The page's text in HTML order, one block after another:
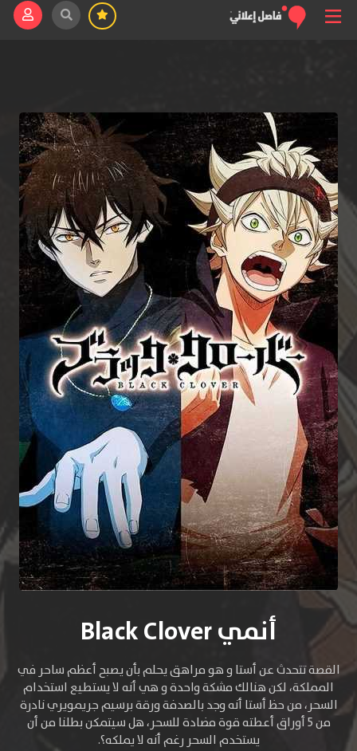
أنمي Black Clover
القصة تتحدث عن أستا و هو مراهق يحلم بأن يصبح أعظم ساحر في
المملكة، لكن هنالك مشكة واحدة و هي أنه لا يستطيع استخدام
السحر، من حظ أستا أنه وجد بالصدفة ورقة برسيم جريمويري نادرة
من 5 أوراق أعطته قوة مضادة للسحر، هل سيتمكن بطلنا من أن
يستخدم السحر رغم أنه لا يملكه؟.